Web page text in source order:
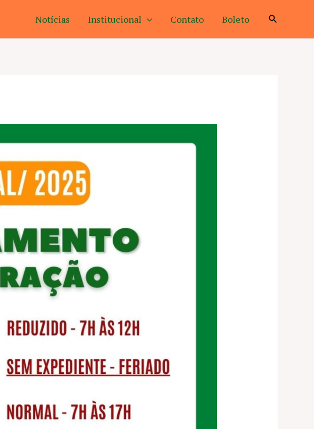
Notícias Institucional Contato Boleto Pesquisar